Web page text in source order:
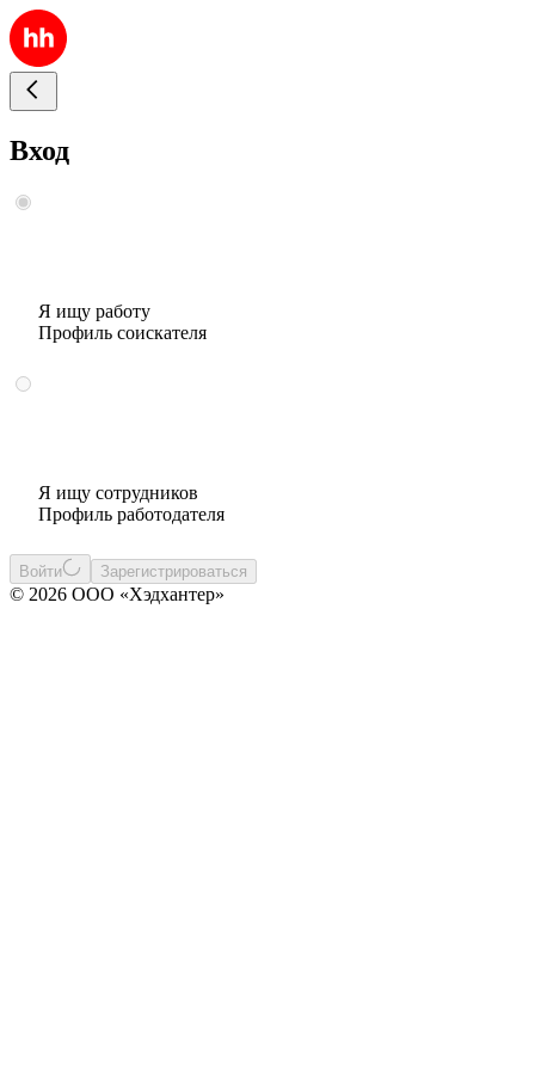
Вход
Я ищу работу
Профиль соискателя
Я ищу сотрудников
Профиль работодателя
Войти Зарегистрироваться
© 2026 ООО «Хэдхантер»